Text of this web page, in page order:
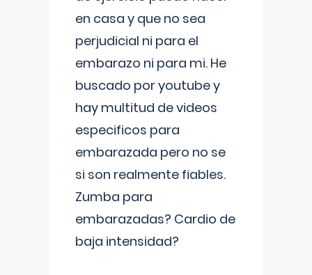
en casa y que no sea
perjudicial ni para el
embarazo ni para mi. He
buscado por youtube y
hay multitud de videos
especificos para
embarazada pero no se
si son realmente fiables.
Zumba para
embarazadas? Cardio de
baja intensidad?